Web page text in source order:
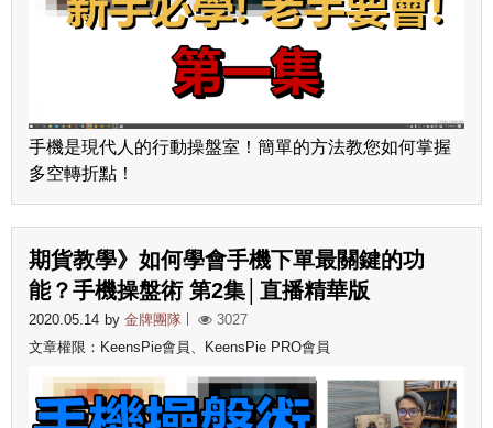
手機是現代人的行動操盤室！簡單的方法教您如何掌握
多空轉折點！
期貨教學》如何學會手機下單最關鍵的功
能？手機操盤術 第2集│直播精華版
2020.05.14 by 金牌團隊
3027
文章權限：KeensPie會員、KeensPie PRO會員